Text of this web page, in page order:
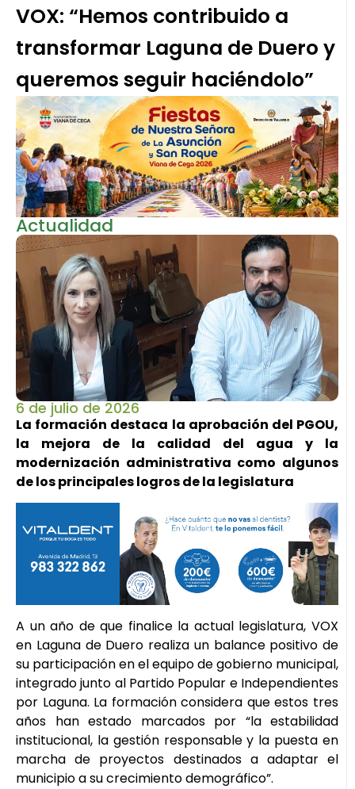
VOX: “Hemos contribuido a
transformar Laguna de Duero y
queremos seguir haciéndolo”
Actualidad
6 de julio de 2026
La formación destaca la aprobación del PGOU,
la mejora de la calidad del agua y la
modernización administrativa como algunos
de los principales logros de la legislatura
A un año de que finalice la actual legislatura, VOX
en Laguna de Duero realiza un balance positivo de
su participación en el equipo de gobierno municipal,
integrado junto al Partido Popular e Independientes
por Laguna. La formación considera que estos tres
años han estado marcados por “la estabilidad
institucional, la gestión responsable y la puesta en
marcha de proyectos destinados a adaptar el
municipio a su crecimiento demográfico”.